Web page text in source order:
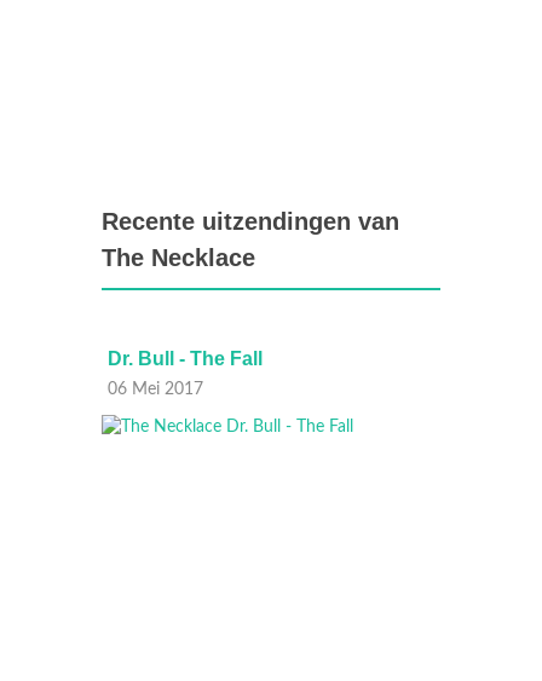
Recente uitzendingen van
The Necklace
Dr. Bull - The Fall
06 Mei 2017